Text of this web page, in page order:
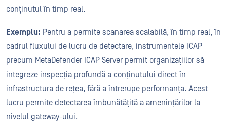
conținutul în timp real.
Exemplu: Pentru a permite scanarea scalabilă, în timp real, în
cadrul fluxului de lucru de detectare, instrumentele ICAP
precum MetaDefender ICAP Server permit organizațiilor să
integreze inspecția profundă a conținutului direct în
infrastructura de rețea, fără a întrerupe performanța. Acest
lucru permite detectarea îmbunătățită a amenințărilor la
nivelul gateway-ului.